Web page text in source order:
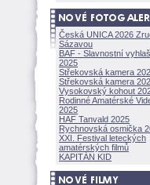
Česká UNICA 2026
Sázavou
BAF - Slavnostní
2025
Střekovská kamera
Střekovská kamera
Vysokovský kohout
Rodinné Amatérské
2025
HAF Tanvald 2025
Rychnovská osmička
XXI. Festival leteckých
amatérských filmů
KAPITÁN KID